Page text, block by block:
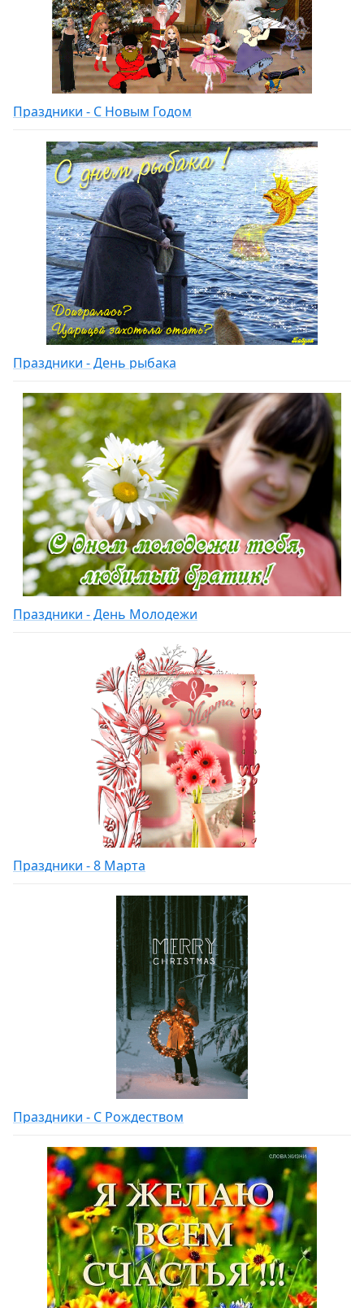
Праздники - С Новым Годом
Праздники - День рыбака
Праздники - День Молодежи
Праздники - 8 Марта
Праздники - С Рождеством